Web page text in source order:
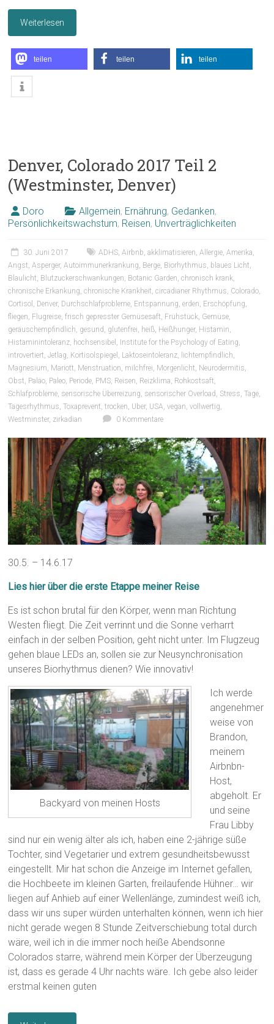
Weiterlesen
teilen teilen teilen
Denver, Colorado 2017 Teil 2
(Westminster, Denver)
Doro Allgemein, Ernährung, Gedanken,
Persönlichkeitswachstum, Reisen, Unverträglichkeiten
30. Juni 2017 ADHS,Airbnb,akklimatisieren,Allergie,Amerika,
Angst,Asperger,Autoimmunerkrankung, Berge, Biorhythmus, blaues Licht,
Blaulicht, Blutzuckerschwankungen, Botanic Garden,chronisch krank,
chronische Erkankung,chronische Krankheit,circadianer Rhythmus, Colorado,
Cortisol , Denver, Durchschlafprobleme, Entspannung,erden, Erschöpfung,
fliegen, Flugreise,frisch gepresster Gemüsesaft, Frühstück, Gemüse,
geräuschempfindlich, gesund , glutenfrei, heiß, Heißhunger, Histamin,
Histaminintoleranz, hochsensibel , Institute for the Psychology of Eating,
introvertiert,Jetlag, Kortisolspiegel , Laktoseintoleranz, lichtempfindlich,
Magnesium, Mariott, Menstruation, milchfrei, Morgenlicht, Neurodermitis,
Obst, Paläo, Paleo, Periode, PMS, Reisen, Reizklima, Rohkostsaft,
Schlafprobleme, sensorische Überreizung, sensorischer Overload , Stress,Tage,
Tagesrhythmus,Toxaprevent,trocken, Uber, USA,vegan,vollwertig,
Westminster, zirkadian 0 Kommentare
30.5. – 14.6.17
Lies hier über die erste Etappe meiner Reise
Es ist schon brutal für den Körper, wenn man Richtung
Westen fliegt. Die Zeit verrinnt und die Sonne verharrt
einfach in der selben Position, geht nicht unter. Im Flugzeug
gehen blaue LEDs an, sollen sie zur Neusynchronisation
unseres Biorhythmus dienen? Wie innovativ!
Backyard von meinen Hosts
Ich werde
angenehmer
weise von
Brandon,
meinem
Airbnbn-
Host,
abgeholt. Er
und seine
Frau Libby
sind nur ein wenig älter als ich, haben eine 2-jährige süße
Tochter, sind Vegetarier und extrem gesundheitsbewusst
eingestellt. Mir hat schon die Anzeige im Internet gefallen,
die Hochbeete im kleinen Garten, freilaufende Hühner… wir
liegen auf Anhieb auf einer Wellenlänge, zumindest weiß ich,
dass wir uns super würden unterhalten können, wenn ich hier
nicht gerade wegen 8 Stunde Zeitverschiebung total durch
wäre, weil ich in die immer noch heiße Abendsonne
Colorados starre, während mein Körper der Überzeugung
ist, dass es gerade 4 Uhr nachts wäre. Ich gebe also leider
erstmal keinen guten